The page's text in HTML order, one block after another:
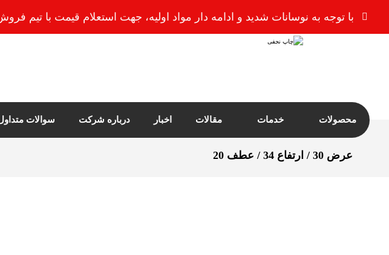
با توجه به نوسانات شدید و ادامه دار مواد اولیه، جهت استعلام قیمت با تیم
محصولات خدمات مقالات اخبار درباره شرکت سوالات
عرض 30 / ارتفاع 34 / عطف 20